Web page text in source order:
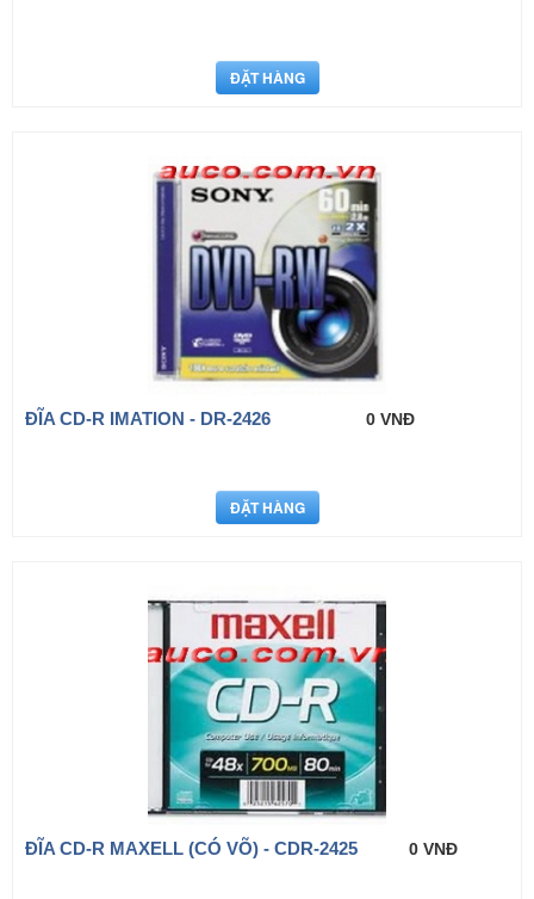
ĐĨA CD-R IMATION - DR-2426 0 VNĐ
ĐĨA CD-R MAXELL (CÓ VÕ) - CDR-2425 0 VNĐ